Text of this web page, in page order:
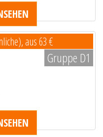
aus 63 €
Gruppe D1